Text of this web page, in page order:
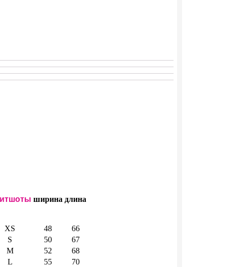
ширина длина
XS 48
66
S
50
67
M
52
68
L
55
70